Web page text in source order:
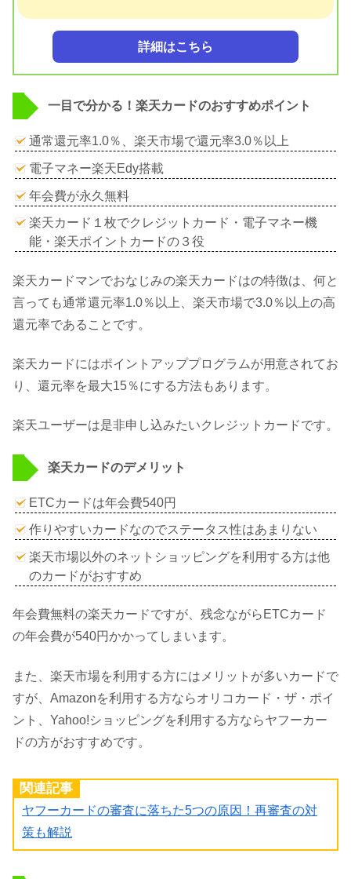
詳細はこちら
一目で分かる！楽天カードのおすすめポイント
通常還元率1.0％、楽天市場で還元率3.0％以上
電子マネー楽天Edy搭載
年会費が永久無料
楽天カード１枚でクレジットカード・電子マネー機
能・楽天ポイントカードの３役
楽天カードマンでおなじみの楽天カードはの特徴は、何と
言っても通常還元率1.0％以上、楽天市場で3.0％以上の高
還元率であることです。
楽天カードにはポイントアッププログラムが用意されてお
り、還元率を最大15％にする方法もあります。
楽天ユーザーは是非申し込みたいクレジットカードです。
楽天カードのデメリット
ETCカードは年会費540円
作りやすいカードなのでステータス性はあまりない
楽天市場以外のネットショッピングを利用する方は他
のカードがおすすめ
年会費無料の楽天カードですが、残念ながらETCカード
の年会費が540円かかってしまいます。
また、楽天市場を利用する方にはメリットが多いカードで
すが、Amazonを利用する方ならオリコカード・ザ・ポイ
ント、Yahoo!ショッピングを利用する方ならヤフーカー
ドの方がおすすめです。
関連記事
ヤフーカードの審査に落ちた5つの原因！再審査の対
策も解説